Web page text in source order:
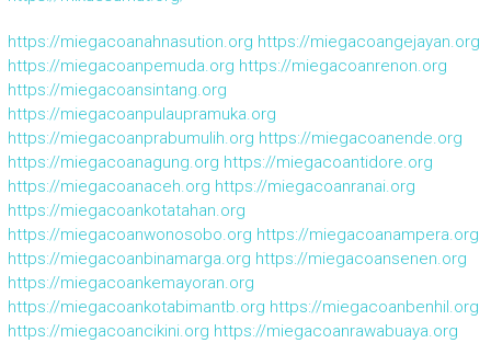
https://miegacoanahnasution.org https://miegacoangejayan.org
https://miegacoanpemuda.org https://miegacoanrenon.org
https://miegacoansintang.org
https://miegacoanpulaupramuka.org
https://miegacoanprabumulih.org https://miegacoanende.org
https://miegacoanagung.org https://miegacoantidore.org
https://miegacoanaceh.org https://miegacoanranai.org
https://miegacoankotatahan.org
https://miegacoanwonosobo.org https://miegacoanampera.org
https://miegacoanbinamarga.org https://miegacoansenen.org
https://miegacoankemayoran.org
https://miegacoankotabimantb.org https://miegacoanbenhil.org
https://miegacoancikini.org https://miegacoanrawabuaya.org